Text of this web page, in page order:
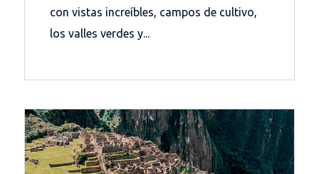
con vistas increíbles, campos de cultivo,
los valles verdes y...